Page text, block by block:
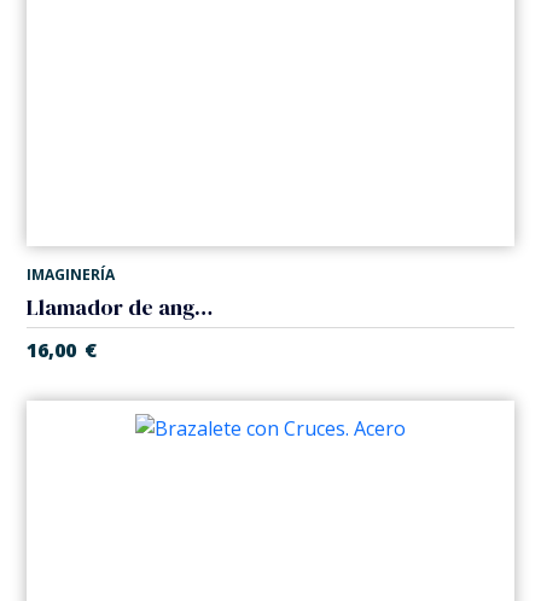
IMAGINERÍA
Llamador de angeles con cadena. Acero
16,00 €